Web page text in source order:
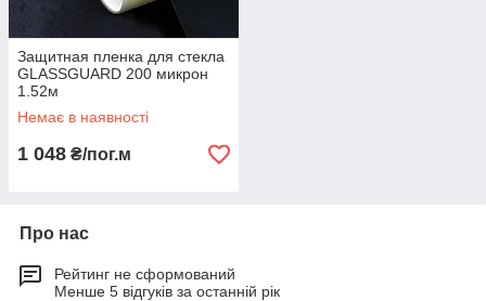
Защитная пленка для стекла
GLASSGUARD 200 микрон
1.52м
Немає в наявності
1 048 ₴/пог.м
Про нас
Рейтинг не сформований
Менше 5 відгуків за останній рік